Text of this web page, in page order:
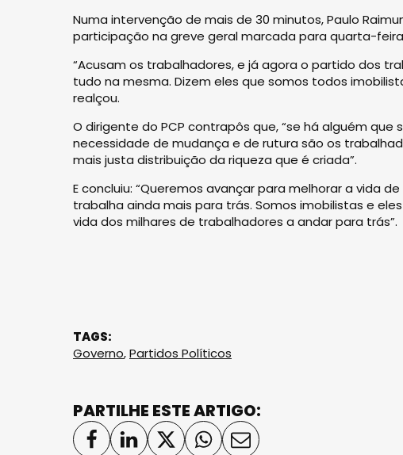
Numa intervenção de mais de 30 minutos, Paulo
participação na greve geral marcada para quarta-
“Acusam os trabalhadores, e já agora o partido dos
tudo na mesma. Dizem eles que somos todos
realçou.
O dirigente do PCP contrapôs que, “se há alguém
necessidade de mudança e de rutura são os
mais justa distribuição da riqueza que é criada”.
E concluiu: “Queremos avançar para melhorar a vida
trabalha ainda mais para trás. Somos imobilistas e
vida dos milhares de trabalhadores a andar para trás”.
TAGS:
Governo,Partidos Políticos
PARTILHE ESTE ARTIGO: